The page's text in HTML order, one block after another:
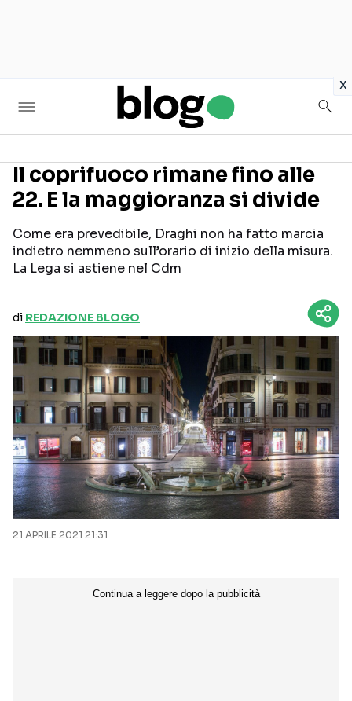
x
Seguici sui social
Il coprifuoco rimane fino alle
22. E la maggioranza si divide
Come era prevedibile, Draghi non ha fatto marcia
indietro nemmeno sull’orario di inizio della misura.
La Lega si astiene nel Cdm
di REDAZIONE BLOGO
21 APRILE 2021 21:31